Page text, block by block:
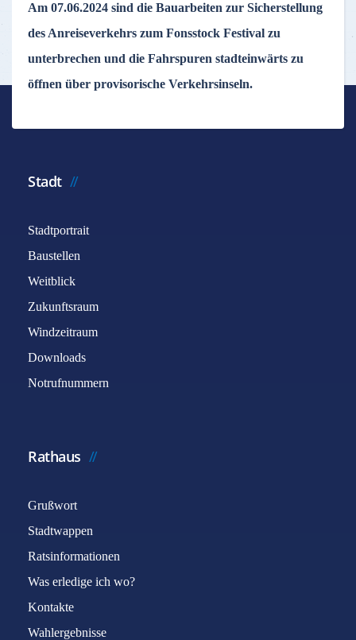
Am 07.06.2024 sind die Bauarbeiten zur Sicherstellung
des Anreiseverkehrs zum Fonsstock Festival zu
unterbrechen und die Fahrspuren stadteinwärts zu
öffnen über provisorische Verkehrsinseln.
Stadt
Stadtportrait
Baustellen
Weitblick
Zukunftsraum
Windzeitraum
Downloads
Notrufnummern
Rathaus
Grußwort
Stadtwappen
Ratsinformationen
Was erledige ich wo?
Kontakte
Wahlergebnisse